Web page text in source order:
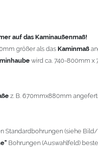
Kaminrand ca. 140mm
geliefert werden (Aufpreis
geliefert.
auf das Kaminaußenmaß!
größer als das Kaminmaß
wird ca. 740-800mm x
z. B. 670mmx880mm
Standardbohrungen (siehe
Bohrungen (Auswahlfeld)